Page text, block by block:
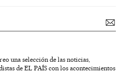
una selección de las noticias,
de EL PAÍS con los acontecimientos